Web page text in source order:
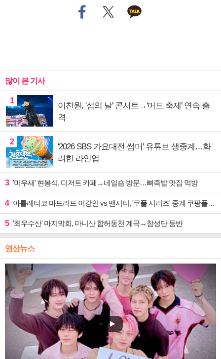
많이 본 기사
1
이찬원, '섬의 날' 콘서트→'머드 축제' 연속 출
격
2
'2026 SBS 가요대전 썸머' 유튜브 생중계…화
려한 라인업
3 '미우새' 현봉식, 디저트 카페→네일숍 방문…뼈족발 맛집 먹방
4 아틀레티코 마드리드 이강인 vs 맨시티, '쿠플 시리즈' 중계 쿠팡플레이
5 '최우수산' 마지막회, 마니산 함허동천 계곡→참성단 등반
영상뉴스